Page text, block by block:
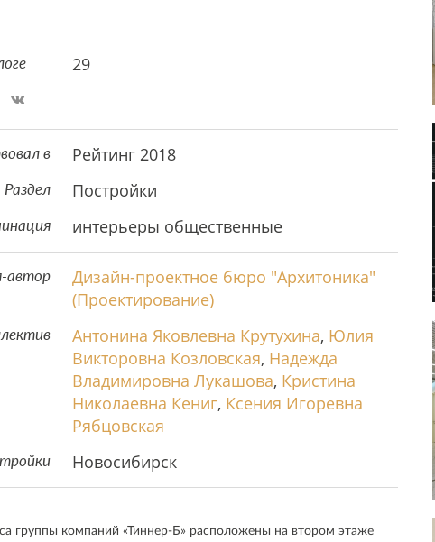
29
в Рейтинг 2018
Раздел Постройки
интерьеры общественные
автор
Дизайн-проектное бюро "Архитоника"
(Проектирование)
Антонина Яковлевна Крутухина, Юлия
Викторовна Козловская, Надежда
Владимировна Лукашова, Кристина
Николаевна Кениг, Ксения Игоревна
Рябцовская
Новосибирск
группы компаний «Тиннер-Б» расположены на втором этаже